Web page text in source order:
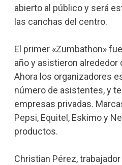
abierto al público y será
las canchas del centro.
El primer «Zumbathon»
año y asistieron alrededor
Ahora los organizadores
número de asistentes, y
empresas privadas.
Pepsi, Equitel, Eskimo y
productos.
Christian Pérez,